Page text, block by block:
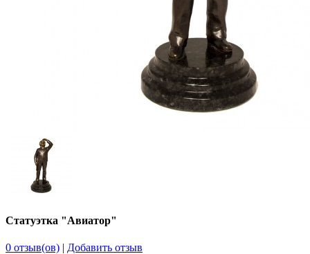
Статуэтка "Авиатор"
0 отзыв(ов) | Добавить отзыв